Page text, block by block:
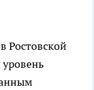
Ростовской